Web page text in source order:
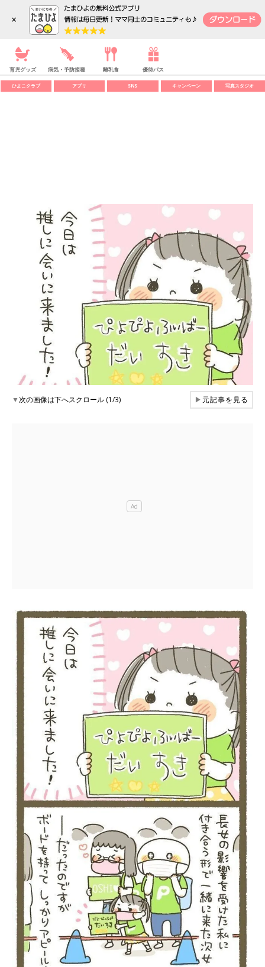
×
妊娠・出産 妊活
育児グッズ 病気・予防接種 離乳食 優待パス
ひよこクラブ アプリ SNS キャンペーン 写真スタジオ
▼次の画像は下へスクロール (1/3) ▶元記事を見る